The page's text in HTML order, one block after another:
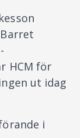
HCM för
ut idag
i